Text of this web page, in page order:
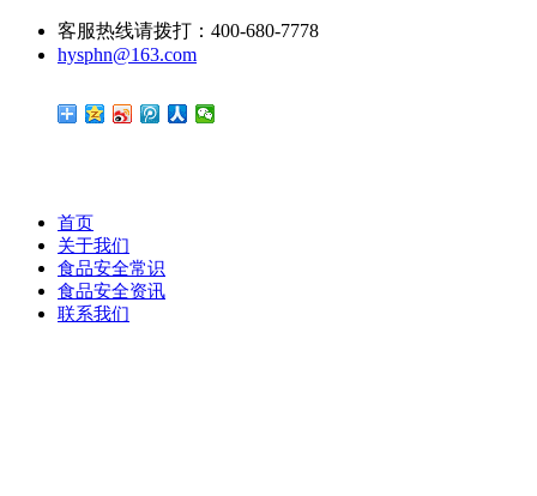
客服热线请拨打：400-680-7778
hysphn@163.com
首页
关于我们
食品安全常识
食品安全资讯
联系我们